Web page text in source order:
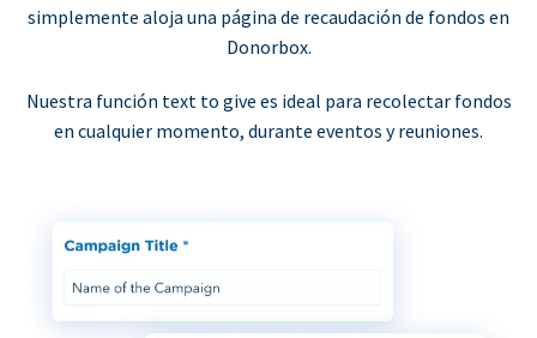
simplemente aloja una página de recaudación de fondos en
Donorbox.
Nuestra función text to give es ideal para recolectar fondos
en cualquier momento, durante eventos y reuniones.